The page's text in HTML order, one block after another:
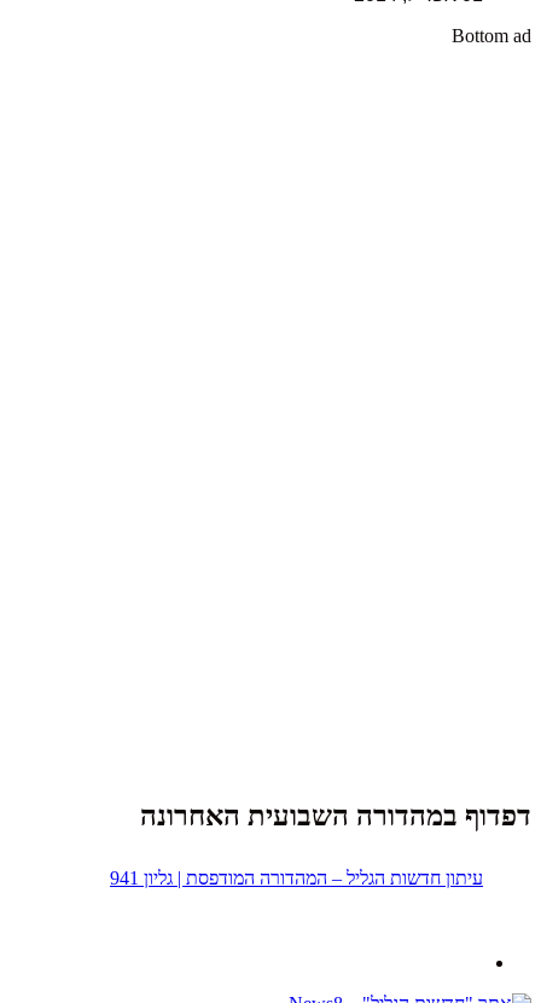
Bottom ad
דפדוף במהדורה השבועית האחרונה
עיתון חדשות הגליל – המהדורה המודפסת | גליון 941